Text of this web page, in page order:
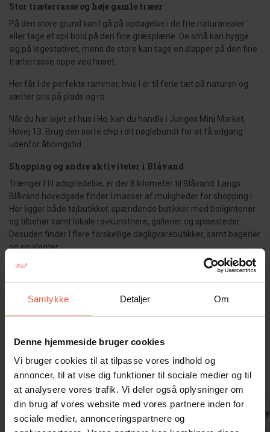
Samtykke Detaljer Om
Denne hjemmeside bruger cookies
Vi bruger cookies til at tilpasse vores indhold og
annoncer, til at vise dig funktioner til sociale medier og til
at analysere vores trafik. Vi deler også oplysninger om
din brug af vores website med vores partnere inden for
sociale medier, annonceringspartnere og
Stor træterrasse og høje gamle træer
På den store grund kan I gå på opdagelse i de frie naturarealer
eller tage et spil bold på den fine græsplæne. De små kan hygge
sig på legestativet, mens de store kan tage en slapper på den fine
træterrasse oppe ved huset.
Her får I de perfekte rammer, hvis I er til ferie tæt på naturen og
sætter pris på plads og ro.
Når du har lejet et hus i Ho, kan du handle i Junges Mini Market,
Hovej 13. Brug den sorte chip i dit nøglebundt for at få adgang
udenfor åbningstid.
Shopping og andre aktiviteter i Blåvand
Trænger I til adspredelse, er der 8 kilometer til Blåvand. Langs
Blåvand hovedgade finder I masser af muligheder for shopping i.
Her ligger både tøjbutikker, spændende butikker med boliginteriør
og tilbehør samt lokale ravkunstnere, gallerier og spisesteder.
Desuden finder I flere forskellige dagligvarebutikker, samt bagerier
og en slagter.
Huset er røgfrit og ungdomsgrupper er ikke tilladt.
4,6 • 9 Bedømmelser
Hus
4,4
Grund
4,9
Område
4,6
Thomas Meggers-Brix
Gæst fra